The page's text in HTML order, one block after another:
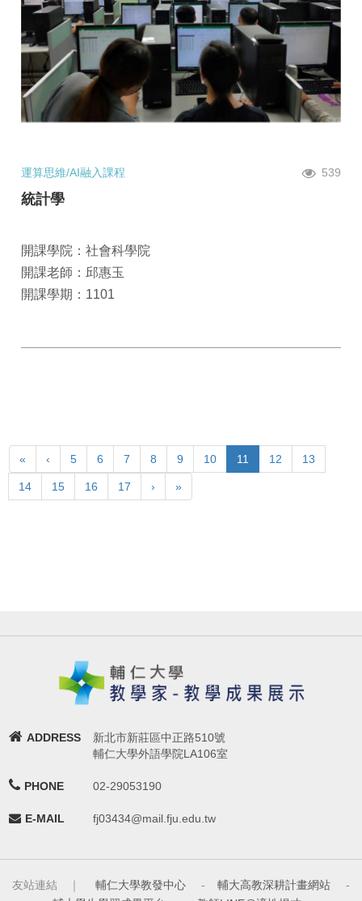
運算思維/AI融入課程 539
統計學
開課學院：社會科學院
開課老師：邱惠玉
開課學期：1101
« ‹ 5 6 7 8 9 10 11 12 13
14 15 16 17 › »
ADDRESS
新北市新莊區中正路510號
輔仁大學外語學院LA106室
PHONE 02-29053190
E-MAIL fj03434@mail.fju.edu.tw
友站連結 ｜ 輔仁大學教發中心 - 輔大高教深耕計畫網站
-